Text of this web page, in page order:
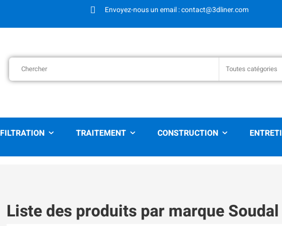
Envoyez-nous un email : contact@3dliner.com
Toutes catégories
FILTRATION TRAITEMENT CONSTRUCTION
Liste des produits par marque Soudal